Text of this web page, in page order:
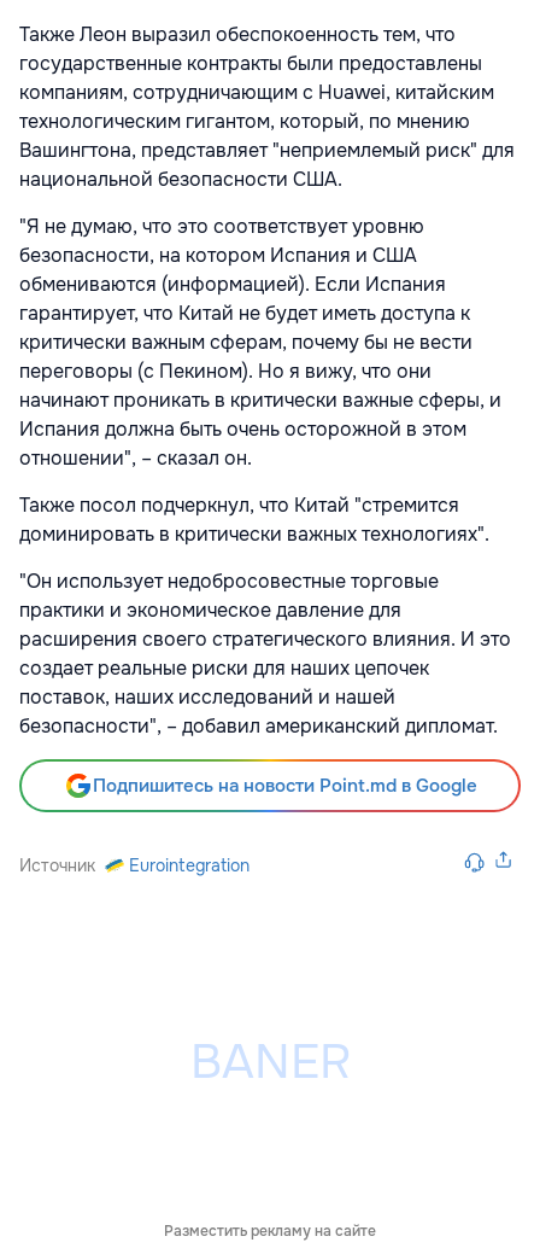
Также Леон выразил обеспокоенность тем, что
государственные контракты были предоставлены
компаниям, сотрудничающим с Huawei, китайским
технологическим гигантом, который, по мнению
Вашингтона, представляет "неприемлемый риск" для
национальной безопасности США.
"Я не думаю, что это соответствует уровню
безопасности, на котором Испания и США
обмениваются (информацией). Если Испания
гарантирует, что Китай не будет иметь доступа к
критически важным сферам, почему бы не вести
переговоры (с Пекином). Но я вижу, что они
начинают проникать в критически важные сферы, и
Испания должна быть очень осторожной в этом
отношении", – сказал он.
Также посол подчеркнул, что Китай "стремится
доминировать в критически важных технологиях".
"Он использует недобросовестные торговые
практики и экономическое давление для
расширения своего стратегического влияния. И это
создает реальные риски для наших цепочек
поставок, наших исследований и нашей
безопасности", – добавил американский дипломат.
Подпишитесь на новости Point.md в Google
Источник Eurointegration
Разместить рекламу на сайте